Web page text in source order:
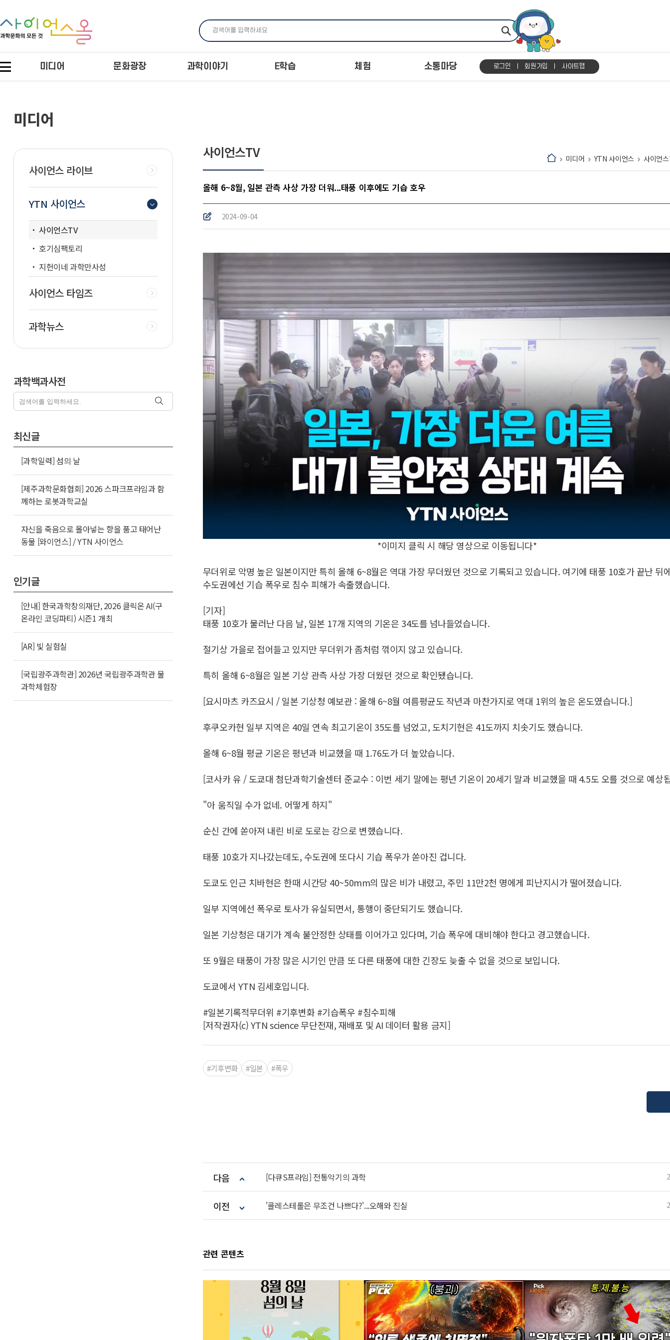
미디어 문화광장 과학이야기 E학습 체험 소통마당 로그인 회원가입 사이트맵
사이언스TV 미디어 YTN 사이언스 사이언
미디어
사이언스 라이브
YTN 사이언스
사이언스TV
호기심팩토리
지헌이네 과학만사성
사이언스 타임즈
과학뉴스
과학백과사전
최신글
[과학일력] 섬의 날
[제주과학문화협회] 2026 스파크프라임과 함
께하는 로봇과학교실
자신을 죽음으로 몰아넣는 향을 품고 태어난
동물 [와이언스] / YTN 사이언스
인기글
[안내] 한국과학창의재단, 2026 클릭온 AI(구
온라인 코딩파티) 시즌1 개최
[AR] 빛 실험실
[국립광주과학관] 2026년 국립광주과학관 물
과학체험장
올해 6~8월, 일본 관측 사상 가장 더워...태풍 이후에도 기습 호우
2024-09-04
*이미지 클릭 시 해당 영상으로 이동됩니다*
무더위로 악명 높은 일본이지만 특히 올해 6~8월은 역대 가장 무더웠던 것으로 기록되고 있습니다. 여기에 태풍 10호가 끝난 뒤
수도권에선 기습 폭우로 침수 피해가 속출했습니다.
[기자]
태풍 10호가 물러난 다음 날, 일본 17개 지역의 기온은 34도를 넘나들었습니다.
절기상 가을로 접어들고 있지만 무더위가 좀처럼 꺾이지 않고 있습니다.
특히 올해 6~8월은 일본 기상 관측 사상 가장 더웠던 것으로 확인됐습니다.
[요시마츠 카즈요시 / 일본 기상청 예보관 : 올해 6~8월 여름평균도 작년과 마찬가지로 역대 1위의 높은 온도였습니다.]
후쿠오카현 일부 지역은 40일 연속 최고기온이 35도를 넘었고, 도치기현은 41도까지 치솟기도 했습니다.
올해 6~8월 평균 기온은 평년과 비교했을 때 1.76도가 더 높았습니다.
[코사카 유 / 도쿄대 첨단과학기술센터 준교수 : 이번 세기 말에는 평년 기온이 20세기 말과 비교했을 때 4.5도 오를 것으로 예상
"아 움직일 수가 없네. 어떻게 하지"
순신 간에 쏟아져 내린 비로 도로는 강으로 변했습니다.
태풍 10호가 지나갔는데도, 수도권에 또다시 기습 폭우가 쏟아진 겁니다.
도쿄도 인근 치바현은 한때 시간당 40~50mm의 많은 비가 내렸고, 주민 11만2천 명에게 피난지시가 떨어졌습니다.
일부 지역에선 폭우로 토사가 유실되면서, 통행이 중단되기도 했습니다.
일본 기상청은 대기가 계속 불안정한 상태를 이어가고 있다며, 기습 폭우에 대비해야 한다고 경고했습니다.
또 9월은 태풍이 가장 많은 시기인 만큼 또 다른 태풍에 대한 긴장도 늦출 수 없을 것으로 보입니다.
도쿄에서 YTN 김세호입니다.
#일본기록적무더위 #기후변화 #기습폭우 #침수피해
[저작권자(c) YTN science 무단전재, 재배포 및 AI 데이터 활용 금지]
#기후변화 #일본 #폭우
다음 [다큐S프라임] 전통악기의 과학
이전 '콜레스테롤은 무조건 나쁘다?'...오해와 진실
관련 콘텐츠